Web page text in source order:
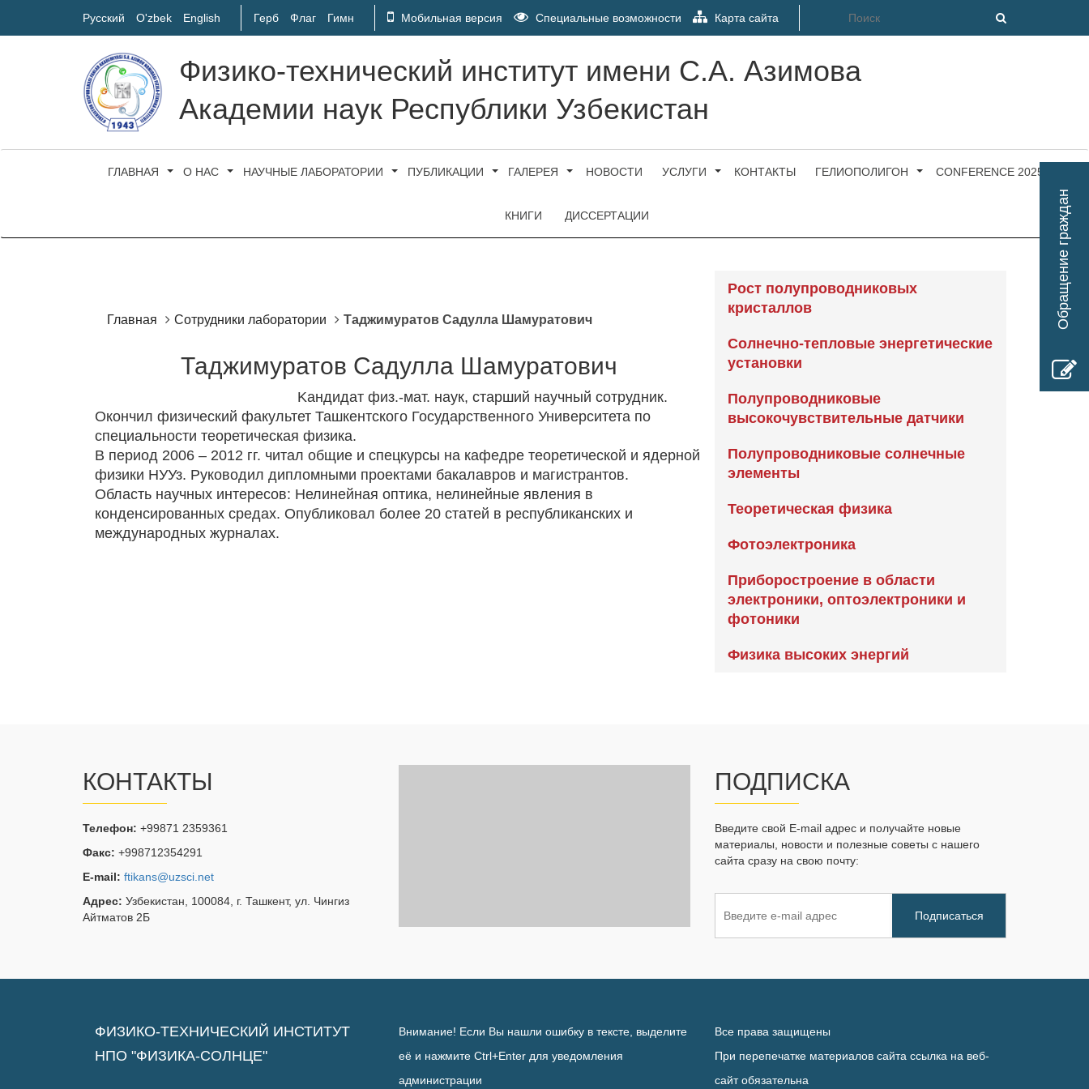
Обращение граждан
Русский O'zbek English Герб Флаг Гимн Мобильная версия Специальные возможности Карта сайта
Физико-технический институт имени С.А. Азимова
Академии наук Республики Узбекистан
ГЛАВНАЯ О НАС НАУЧНЫЕ ЛАБОРАТОРИИ ПУБЛИКАЦИИ ГАЛЕРЕЯ НОВОСТИ УСЛУГИ КОНТАКТЫ ГЕЛИОПОЛИГОН CONFERENCE 2025
КНИГИ ДИССЕРТАЦИИ
Главная Сотрудники лаборатории Таджимуратов Садулла Шамуратович
Таджимуратов Садулла Шамуратович
Kандидат физ.-мат. наук, старший научный сотрудник.
Окончил физический факультет Ташкентского Государственного Университета по
специальности теоретическая физика.
В период 2006 – 2012 гг. читал общие и спецкурсы на кафедре теоретической и ядерной
физики НУУз. Руководил дипломными проектами бакалавров и магистрантов.
Область научных интересов: Нелинейная оптика, нелинейные явления в
конденсированных средах. Опубликовал более 20 статей в республиканских и
международных журналах.
Рост полупроводниковых
кристаллов
Солнечно-тепловые энергетические
установки
Полупроводниковые
высокочувствительные датчики
Полупроводниковые солнечные
элементы
Теоретическая физика
Фотоэлектроника
Приборостроение в области
электроники, оптоэлектроники и
фотоники
Физика высоких энергий
КОНТАКТЫ
Телефон: +99871 2359361
Факс: +998712354291
E-mail: ftikans@uzsci.net
Адрес: Узбекистан, 100084, г. Ташкент, ул. Чингиз
Айтматов 2Б
ПОДПИСКА
Введите свой E-mail адрес и получайте новые
материалы, новости и полезные советы с нашего
сайта сразу на свою почту:
ФИЗИКО-ТЕХНИЧЕСКИЙ ИНСТИТУТ
НПО "ФИЗИКА-СОЛНЦЕ"
Внимание! Если Вы нашли ошибку в тексте, выделите
её и нажмите Ctrl+Enter для уведомления
администрации
Все права защищены
При перепечатке материалов сайта ссылка на веб-
сайт обязательна